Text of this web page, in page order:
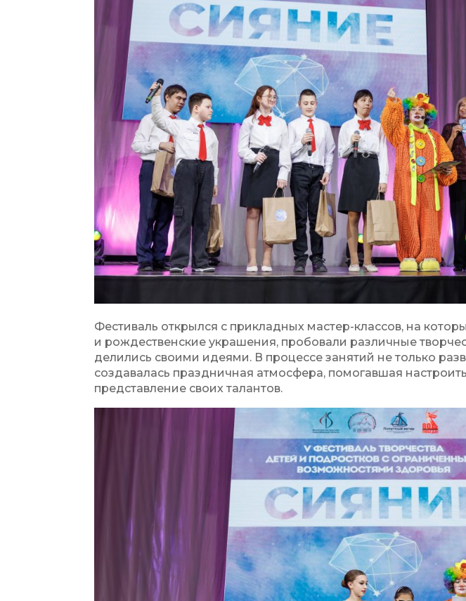
Фестиваль открылся с прикладных мастер-классов, на
и рождественские украшения, пробовали различные
делились своими идеями. В процессе занятий не только
создавалась праздничная атмосфера, помогавшая
представление своих талантов.